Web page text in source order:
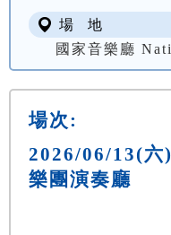
場 地
國家音樂廳
場次:
2026/06/13(六
樂團演奏廳